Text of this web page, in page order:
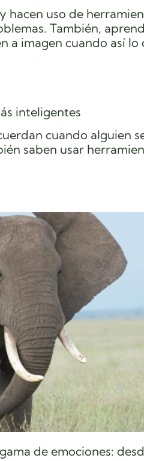
hacen uso de
También,
a imagen cuando así lo
cuando alguien
saben usar
de emociones: